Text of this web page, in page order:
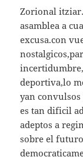
Zorional
asamblea a
excusa.con
deportiva,lo
yan
es tan dificil
adeptos a
sobre el